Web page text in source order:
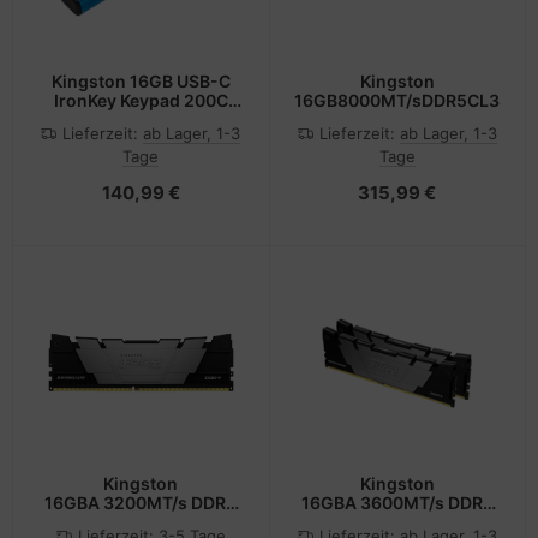
Kingston 16GB USB-C
IronKey Keypad 200C
Lieferzeit: ab Lager, 1-3
Tage
140,99 €
Kingston
16GB8000MT/
Lieferzeit: ab Lager, 1-3
Tage
315,99 €
Kingston
16GBA 3200MT/s DDR4
Kingston
16GBA 3600MT/s DDR4